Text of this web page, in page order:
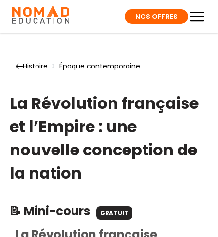
NOS OFFRES
Histoire > Époque contemporaine
La Révolution française
et l’Empire : une
nouvelle conception de
la nation
📝 Mini-cours GRATUIT